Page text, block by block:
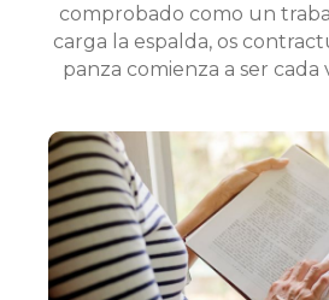
comprobado como un
carga la espalda, os
panza comienza a ser cada